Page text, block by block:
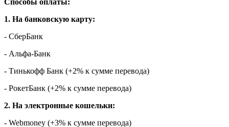
Способы оплаты:
1. На банковскую карту:
- СберБанк
- Альфа-Банк
- Тинькофф Банк (+2% к сумме перевода)
- РокетБанк (+2% к сумме перевода)
2. На электронные кошельки:
- Webmoney (+3% к сумме перевода)